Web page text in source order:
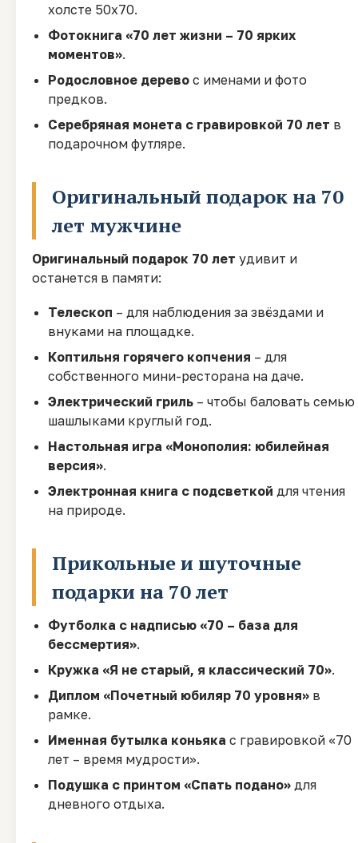
холсте 50х70.
Фотокнига «70 лет жизни – 70 ярких
моментов».
Родословное дерево с именами и фото
предков.
Серебряная монета с гравировкой 70 лет в
подарочном футляре.
Оригинальный подарок на 70
лет мужчине
Оригинальный подарок 70 лет удивит и
останется в памяти:
Телескоп – для наблюдения за звёздами и
внуками на площадке.
Коптильня горячего копчения – для
собственного мини-ресторана на даче.
Электрический гриль – чтобы баловать семью
шашлыками круглый год.
Настольная игра «Монополия: юбилейная
версия».
Электронная книга с подсветкой для чтения
на природе.
Прикольные и шуточные
подарки на 70 лет
Футболка с надписью «70 – база для
бессмертия».
Кружка «Я не старый, я классический 70».
Диплом «Почетный юбиляр 70 уровня» в
рамке.
Именная бутылка коньяка с гравировкой «70
лет – время мудрости».
Подушка с принтом «Спать подано» для
дневного отдыха.